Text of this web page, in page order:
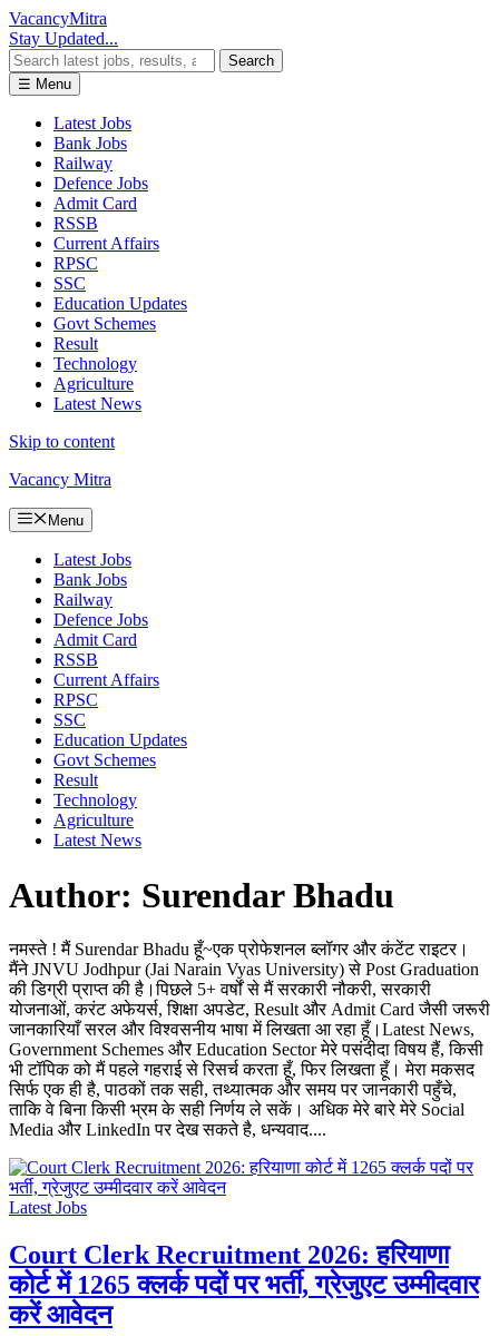
VacancyMitra
Stay Updated...
Search
☰ Menu
Latest Jobs
Bank Jobs
Railway
Defence Jobs
Admit Card
RSSB
Current Affairs
RPSC
SSC
Education Updates
Govt Schemes
Result
Technology
Agriculture
Latest News
Skip to content
Vacancy Mitra
Menu
Latest Jobs
Bank Jobs
Railway
Defence Jobs
Admit Card
RSSB
Current Affairs
RPSC
SSC
Education Updates
Govt Schemes
Result
Technology
Agriculture
Latest News
Author: Surendar Bhadu
नमस्ते ! मैं Surendar Bhadu हूँ~एक प्रोफेशनल ब्लॉगर और कंटेंट राइटर।
मैंने JNVU Jodhpur (Jai Narain Vyas University) से Post Graduation
की डिग्री प्राप्त की है।पिछले 5+ वर्षों से मैं सरकारी नौकरी, सरकारी
योजनाओं, करंट अफेयर्स, शिक्षा अपडेट, Result और Admit Card जैसी जरूरी
जानकारियाँ सरल और विश्वसनीय भाषा में लिखता आ रहा हूँ।Latest News,
Government Schemes और Education Sector मेरे पसंदीदा विषय हैं, किसी
भी टॉपिक को मैं पहले गहराई से रिसर्च करता हूँ, फिर लिखता हूँ। मेरा मकसद
सिर्फ एक ही है, पाठकों तक सही, तथ्यात्मक और समय पर जानकारी पहुँचे,
ताकि वे बिना किसी भ्रम के सही निर्णय ले सकें। अधिक मेरे बारे मेरे Social
Media और LinkedIn पर देख सकते है, धन्यवाद....
Latest Jobs
Court Clerk Recruitment 2026: हरियाणा
कोर्ट में 1265 क्लर्क पदों पर भर्ती, ग्रेजुएट उम्मीदवार
करें आवेदन